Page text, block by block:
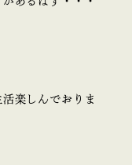
楽しんでおりま